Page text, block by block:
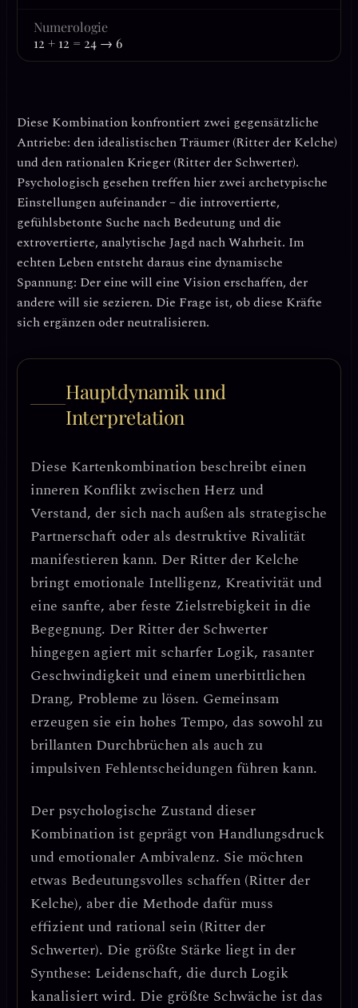
Numerologie
12 + 12 = 24 → 6
Diese Kombination konfrontiert zwei gegensätzliche
Antriebe: den idealistischen Träumer (Ritter der Kelche)
und den rationalen Krieger (Ritter der Schwerter).
Psychologisch gesehen treffen hier zwei archetypische
Einstellungen aufeinander – die introvertierte,
gefühlsbetonte Suche nach Bedeutung und die
extrovertierte, analytische Jagd nach Wahrheit. Im
echten Leben entsteht daraus eine dynamische
Spannung: Der eine will eine Vision erschaffen, der
andere will sie sezieren. Die Frage ist, ob diese Kräfte
sich ergänzen oder neutralisieren.
Hauptdynamik und
Interpretation
Diese Kartenkombination beschreibt einen
inneren Konflikt zwischen Herz und
Verstand, der sich nach außen als strategische
Partnerschaft oder als destruktive Rivalität
manifestieren kann. Der Ritter der Kelche
bringt emotionale Intelligenz, Kreativität und
eine sanfte, aber feste Zielstrebigkeit in die
Begegnung. Der Ritter der Schwerter
hingegen agiert mit scharfer Logik, rasanter
Geschwindigkeit und einem unerbittlichen
Drang, Probleme zu lösen. Gemeinsam
erzeugen sie ein hohes Tempo, das sowohl zu
brillanten Durchbrüchen als auch zu
impulsiven Fehlentscheidungen führen kann.
Der psychologische Zustand dieser
Kombination ist geprägt von Handlungsdruck
und emotionaler Ambivalenz. Sie möchten
etwas Bedeutungsvolles schaffen (Ritter der
Kelche), aber die Methode dafür muss
effizient und rational sein (Ritter der
Schwerter). Die größte Stärke liegt in der
Synthese: Leidenschaft, die durch Logik
kanalisiert wird. Die größte Schwäche ist das